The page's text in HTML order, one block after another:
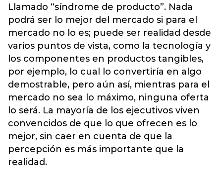
Llamado “síndrome de producto”. Nada
podrá ser lo mejor del mercado si para el
mercado no lo es; puede ser realidad desde
varios puntos de vista, como la tecnología y
los componentes en productos tangibles,
por ejemplo, lo cual lo convertiría en algo
demostrable, pero aún así, mientras para el
mercado no sea lo máximo, ninguna oferta
lo será. La mayoría de los ejecutivos viven
convencidos de que lo que ofrecen es lo
mejor, sin caer en cuenta de que la
percepción es más importante que la
realidad.